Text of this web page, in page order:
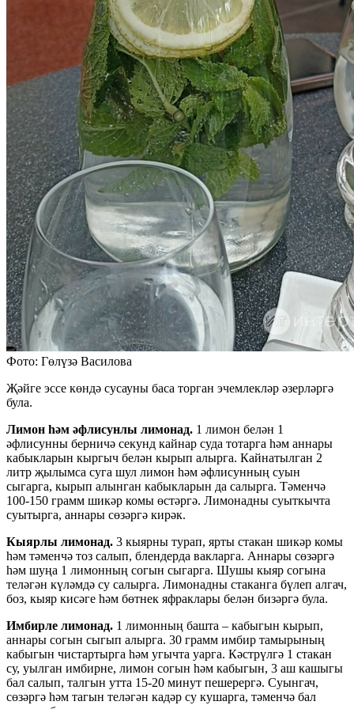
Фото: Гөлүзә Василова
Җәйге эссе көндә сусауны баса торган эчемлекләр әзерләргә
була.
Лимон һәм әфлисунлы лимонад. 1 лимон белән 1
әфлисунны берничә секунд кайнар суда тотарга һәм аннары
кабыкларын кыргыч белән кырып алырга. Кайнатылган 2
литр җылымса суга шул лимон һәм әфлисунның суын
сыгарга, кырып алынган кабыкларын да салырга. Тәменчә
100-150 грамм шикәр комы өстәргә. Лимонадны суыткычта
суытырга, аннары сөзәргә кирәк.
Кыярлы лимонад. 3 кыярны турап, ярты стакан шикәр комы
һәм тәменчә тоз салып, блендерда вакларга. Аннары сөзәргә
һәм шуңа 1 лимонның согын сыгарга. Шушы кыяр согына
теләгән күләмдә су салырга. Лимонадны стаканга бүлеп алгач,
боз, кыяр кисәге һәм бөтнек яфраклары белән бизәргә була.
Имбирле лимонад. 1 лимонның башта – кабыгын кырып,
аннары согын сыгып алырга. 30 грамм имбир тамырының
кабыгын чистартырга һәм угычта уарга. Кәстрүлгә 1 стакан
су, уылган имбирне, лимон согын һәм кабыгын, 3 аш кашыгы
бал салып, талгын утта 15-20 минут пешерергә. Суынгач,
сөзәргә һәм тагын теләгән кадәр су кушарга, тәменчә бал